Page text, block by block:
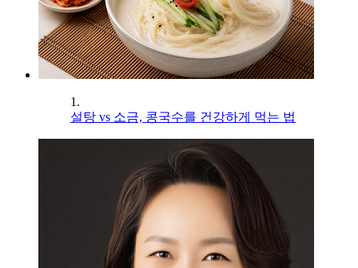
1.
설탕 vs 소금, 콩국수를 건강하게 먹는 법